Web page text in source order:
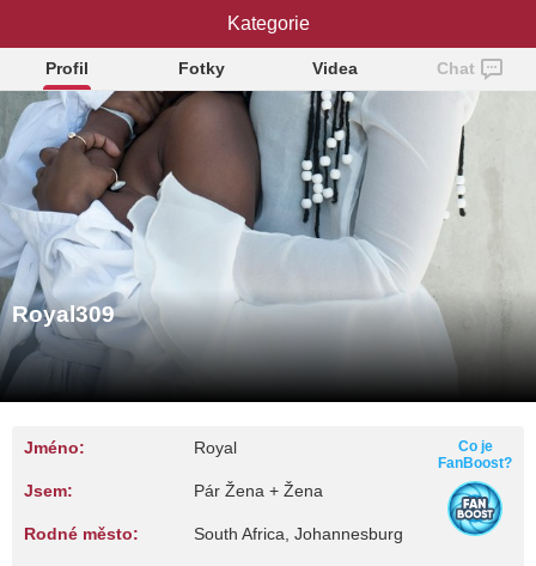
Royal309
Profil Fotky Videa Chat
Royal309
Jméno: Royal
Jsem: Pár Žena + Žena
Rodné město: South Africa, Johannesburg
Co je
FanBoost?
Kategorie